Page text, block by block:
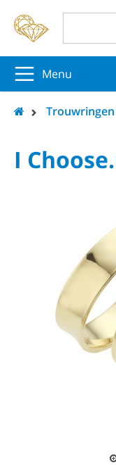
Menu
Trouwringen
I